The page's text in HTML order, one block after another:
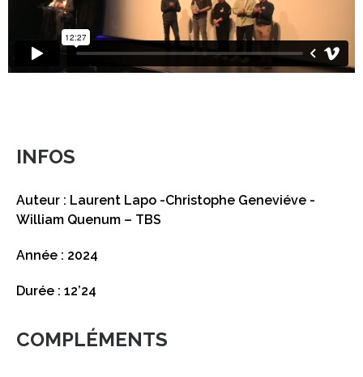
INFOS
Auteur : Laurent Lapo -Christophe Geneviéve -
William Quenum – TBS
Année : 2024
Durée : 12’24
COMPLÉMENTS